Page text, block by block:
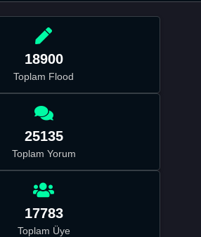
18900
Toplam Flood
25135
Toplam Yorum
17783
Toplam Üye